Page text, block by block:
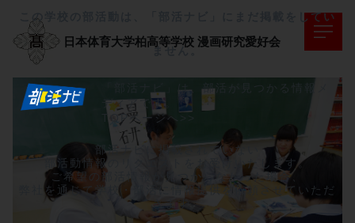
この学校の部活動は、「部活ナビ」にまだ掲載をしてい
ません。
「部活ナビ」は、部活が見つかる情報メ
ディアです。
TOPページへ>>
部活ナビに掲載されていない
部活動情報のリクエストをお受けいたします。
ご希望の部活情報が見つからなかった場合、
弊社を通じて学校・部活に情報提供を依頼させていただ
きます。
日本体育大学柏高等学校 漫画研究愛好会